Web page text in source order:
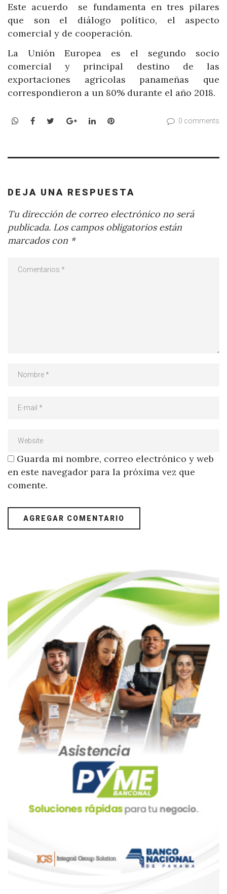
Este acuerdo se fundamenta en tres pilares
que son el diálogo político, el aspecto
comercial y de cooperación.
La Unión Europea es el segundo socio
comercial y principal destino de las
exportaciones agrícolas panameñas que
correspondieron a un 80% durante el año 2018.
WhatsApp
Facebook
TwitterGoogle+LinkedInPinterest 0 comments
DEJA UNA RESPUESTA
Tu dirección de correo electrónico no será
publicada. Los campos obligatorios están
marcados con *
Guarda mi nombre, correo electrónico y web
en este navegador para la próxima vez que
comente.